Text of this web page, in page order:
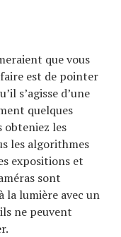
que vous
est de pointer
s’agisse d’une
quelques
obteniez les
les algorithmes
expositions et
sont
la lumière avec un
ne peuvent